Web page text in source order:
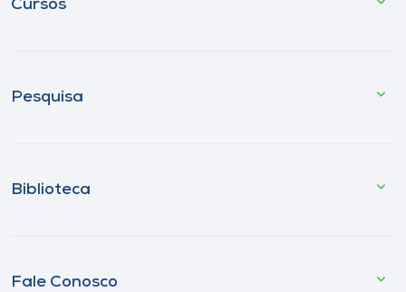
Cursos
Pesquisa
Biblioteca
Fale Conosco